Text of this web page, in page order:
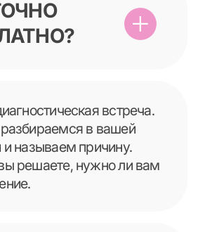
салонах
часто быстрее, потому
лишних звеньев
контроль.